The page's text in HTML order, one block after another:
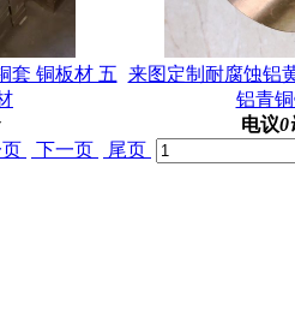
套 铜板材 五 来图定制耐腐蚀铝
铝青
电议0
页 下一页 尾页